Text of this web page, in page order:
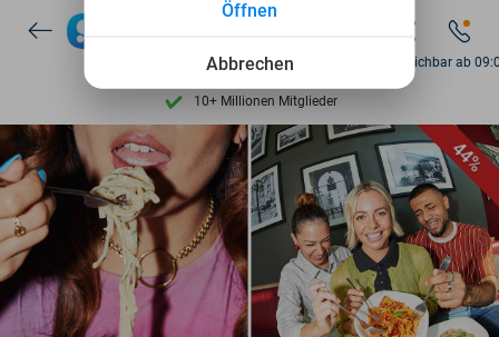
7 Tage die Woche verfügbar
10+ Millionen Mitglieder
9,4 basierend auf205.916 Bewertungen
Entdecke 15.000+ Deals
7 Tage die Woche verfügbar
10+ Millionen Mitglieder
Fr. erreichbar ab
44%
Abbrechen
Öffnen